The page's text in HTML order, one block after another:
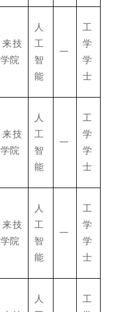
来技
院
人
工
智
能
一
工
学
学
士
来技
院
人
工
智
能
一
工
学
学
士
来技
院
人
工
智
能
一
工
学
学
士
人
工